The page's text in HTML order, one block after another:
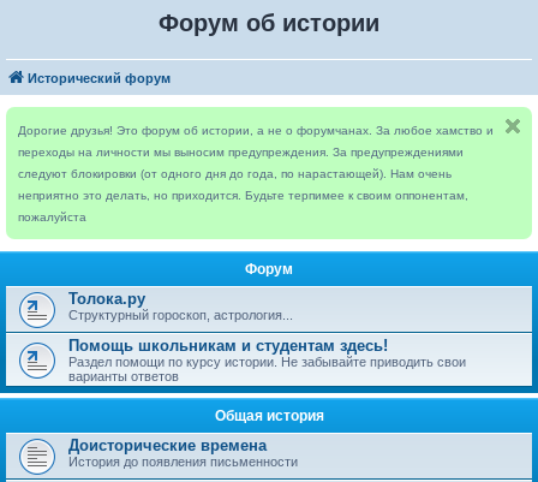
Форум об истории
Исторический форум
Дорогие друзья! Это форум об истории, а не о форумчанах. За любое хамство и
переходы на личности мы выносим предупреждения. За предупреждениями
следуют блокировки (от одного дня до года, по нарастающей). Нам очень
неприятно это делать, но приходится. Будьте терпимее к своим оппонентам,
пожалуйста
Форум
Толока.ру
Структурный гороскоп, астрология...
Помощь школьникам и студентам здесь!
Раздел помощи по курсу истории. Не забывайте приводить свои
варианты ответов
Общая история
Доисторические времена
История до появления письменности